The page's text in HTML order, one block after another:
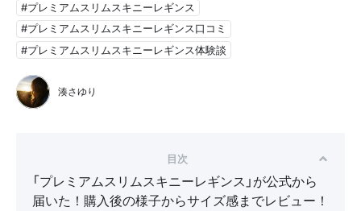
#プレミアムスリムスキニーレギンス
#プレミアムスリムスキニーレギンス口コミ
#プレミアムスリムスキニーレギンス体験談
湊さゆり
目次
「プレミアムスリムスキニーレギンス」が公式から
届いた！購入後の様子からサイズ感までレビュー！